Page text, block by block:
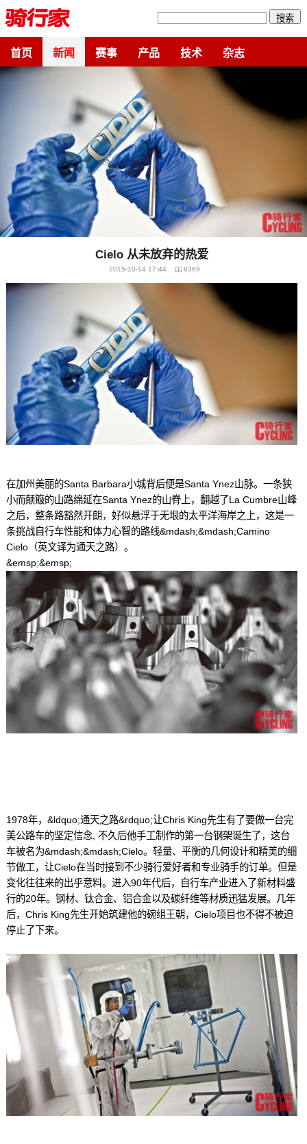
搜索
首页 新闻 赛事 产品 技术 杂志
Cielo 从未放弃的热爱
2015-10-14 17:44 6369
在加州美丽的Santa Barbara小城背后便是Santa Ynez山脉。一条狭
小而颠簸的山路绵延在Santa Ynez的山脊上，翻越了La Cumbre山峰
之后，整条路豁然开朗，好似悬浮于无垠的太平洋海岸之上，这是一
条挑战自行车性能和体力心智的路线&mdash;&mdash;Camino
Cielo（英文译为通天之路）。
&emsp;&emsp;
1978年，&ldquo;通天之路&rdquo;让Chris King先生有了要做一台完
美公路车的坚定信念, 不久后他手工制作的第一台钢架诞生了，这台
车被名为&mdash;&mdash;Cielo。轻量、平衡的几何设计和精美的细
节做工，让Cielo在当时接到不少骑行爱好者和专业骑手的订单。但是
变化往往来的出乎意料。进入90年代后，自行车产业进入了新材料盛
行的20年。钢材、钛合金、铝合金以及碳纤维等材质迅猛发展。几年
后，Chris King先生开始筑建他的碗组王朝，Cielo项目也不得不被迫
停止了下来。